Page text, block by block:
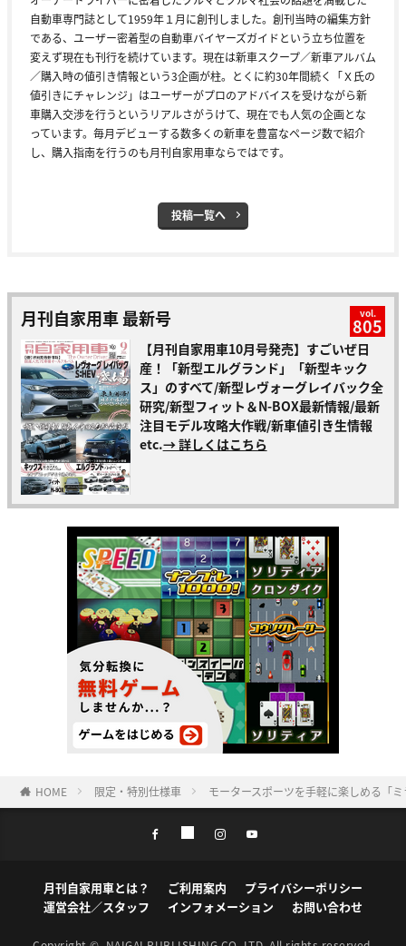
自動車専門誌として1959年１月に創刊しました。創刊当時の編集方針
である、ユーザー密着型の自動車バイヤーズガイドという立ち位置を
変えず現在も刊行を続けています。現在は新車スクープ／新車アルバム
／購入時の値引き情報という3企画が柱。とくに約30年間続く「Ｘ氏の
値引きにチャレンジ」はユーザーがプロのアドバイスを受けながら新
車購入交渉を行うというリアルさがうけて、現在でも人気の企画とな
っています。毎月デビューする数多くの新車を豊富なページ数で紹介
し、購入指南を行うのも月刊自家用車ならではです。
投稿一覧へ
月刊自家用車 最新号 vol.
805
【月刊自家用車10月号発売】すごいぜ日
産！「新型エルグランド」「新型キック
ス」のすべて/新型レヴォーグレイバック全
研究/新型フィット＆N-BOX最新情報/最新
注目モデル攻略大作戦/新車値引き生情報
etc.→ 詳しくはこちら
HOME 限定・特別仕様車 モータースポーツを手軽に楽しめる「
月刊自家用車とは？ ご利用案内
プライバシーポリシー
運営会社／スタッフ
インフォメーション お問い合わせ